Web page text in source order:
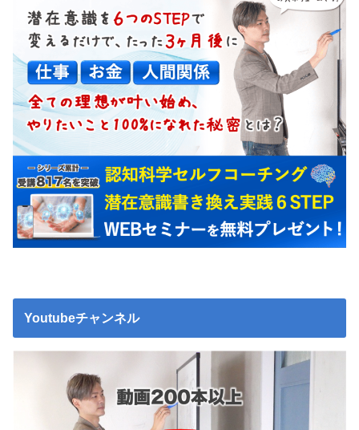
Youtubeチャンネル